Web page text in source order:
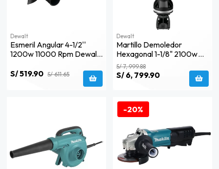
Dewalt
Esmeril Angular 4-1/2''
1200w 11000 Rpm Dewalt
S/ 519.90 S/ 611.65
Dewalt
Martillo Demoledor
Hexagonal 1-1/8" 2100w
68j Dewalt D25980-B2
S/ 6, 799.90
S/ 7, 999.88
-20%